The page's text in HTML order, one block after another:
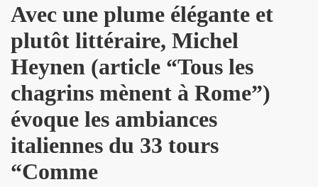
Avec une plume élégante et
plutôt littéraire, Michel
Heynen (article “Tous les
chagrins mènent à Rome”)
évoque les ambiances
italiennes du 33 tours
“Comme
(Paris).